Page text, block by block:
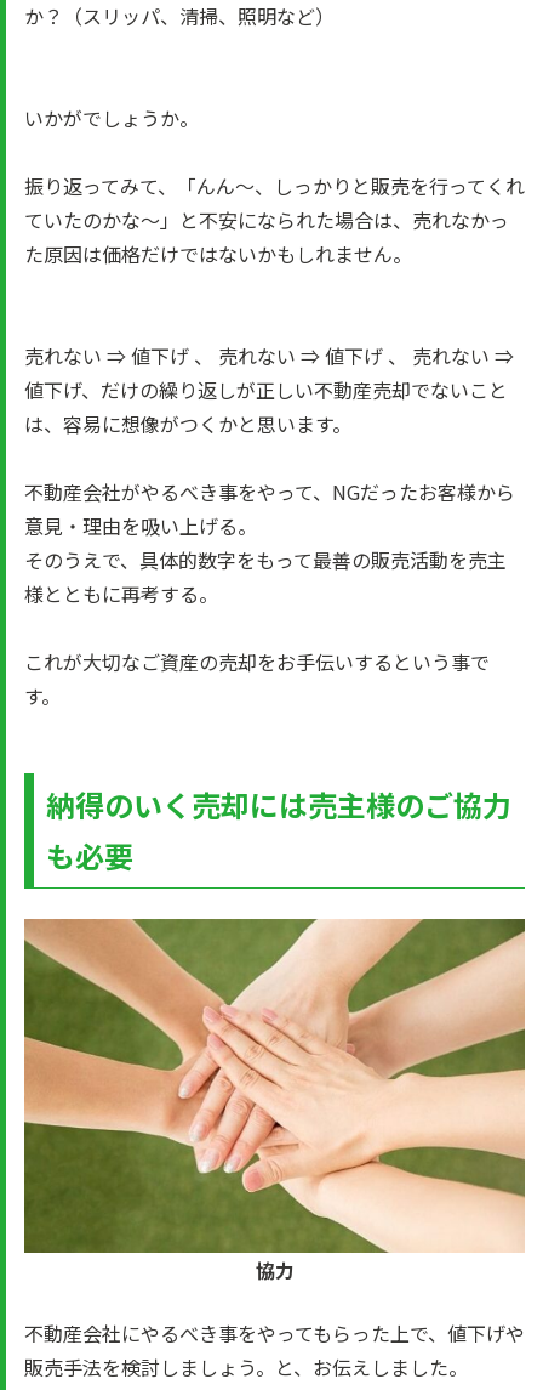
か？（スリッパ、清掃、照明など）
いかがでしょうか。
振り返ってみて、「んん～、しっかりと販売を行ってくれ
ていたのかな～」と不安になられた場合は、売れなかっ
た原因は価格だけではないかもしれません。
売れない ⇒ 値下げ 、 売れない ⇒ 値下げ 、 売れない ⇒
値下げ、だけの繰り返しが正しい不動産売却でないこと
は、容易に想像がつくかと思います。
不動産会社がやるべき事をやって、NGだったお客様から
意見・理由を吸い上げる。
そのうえで、具体的数字をもって最善の販売活動を売主
様とともに再考する。
これが大切なご資産の売却をお手伝いするという事で
す。
納得のいく売却には売主様のご協力
も必要
協力
不動産会社にやるべき事をやってもらった上で、値下げや
販売手法を検討しましょう。と、お伝えしました。